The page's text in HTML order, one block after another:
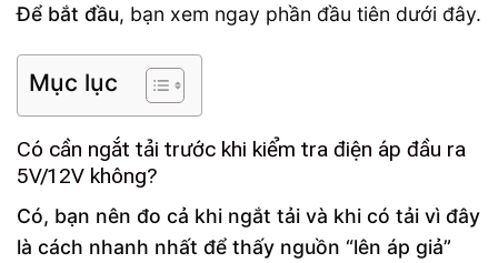
Để bắt đầu, bạn xem ngay phần đầu tiên dưới đây.
Mục lục
Có cần ngắt tải trước khi kiểm tra điện áp đầu ra
5V/12V không?
Có, bạn nên đo cả khi ngắt tải và khi có tải vì đây
là cách nhanh nhất để thấy nguồn “lên áp giả”